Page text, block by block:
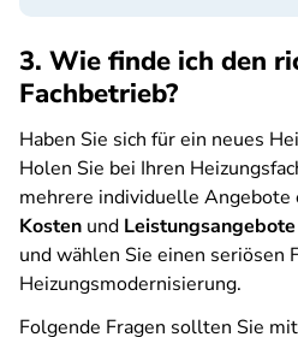
3. Wie finde ich den
Fachbetrieb?
Haben Sie sich für ein neues
Holen Sie bei Ihren
mehrere individuelle Angebote
Kosten und Leistungsangebote
und wählen Sie einen seriösen
Heizungsmodernisierung.
Folgende Fragen sollten Sie